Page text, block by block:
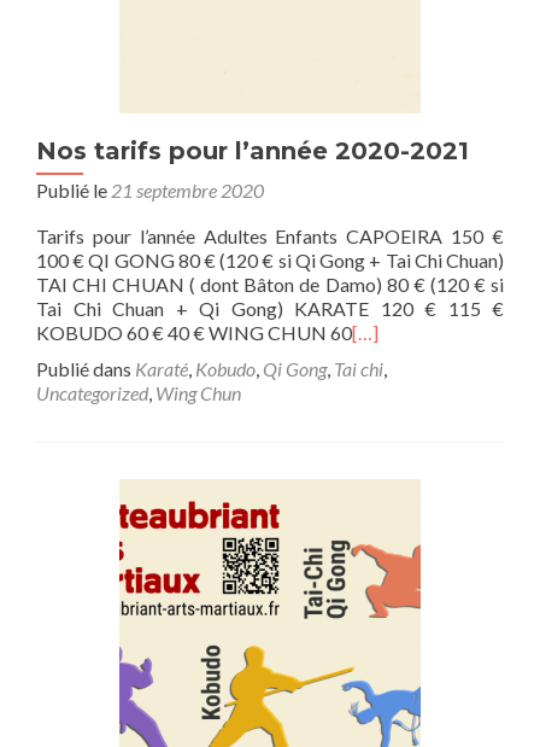
Nos tarifs pour l’année 2020-2021
Publié le 21 septembre 2020
Tarifs pour l’année Adultes Enfants CAPOEIRA 150 €
100 € QI GONG 80 € (120 € si Qi Gong + Tai Chi Chuan)
TAI CHI CHUAN ( dont Bâton de Damo) 80 € (120 € si
Tai Chi Chuan + Qi Gong) KARATE 120 € 115 €
KOBUDO 60 € 40 € WING CHUN 60[…]
Publié dans Karaté, Kobudo, Qi Gong, Tai chi,
Uncategorized, Wing Chun